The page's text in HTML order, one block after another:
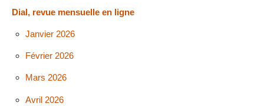
Dial, revue mensuelle en ligne
Janvier 2026
Février 2026
Mars 2026
Avril 2026